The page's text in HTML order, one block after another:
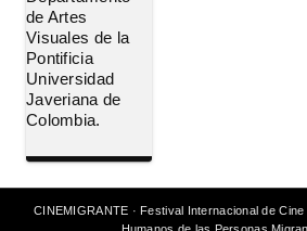
de Artes
Visuales de la
Pontificia
Universidad
Javeriana de
Colombia.
CINEMIGRANTE · Festival Internacional de
Humanos de las Personas